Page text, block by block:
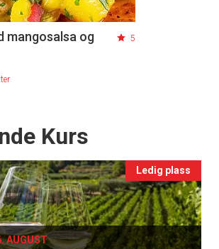
mangosalsa og
5
Kurs
Ledig plass
AUGUST